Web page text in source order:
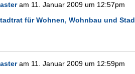
am 11. Januar 2009 um 12:57pm
für Wohnen, Wohnbau und
am 11. Januar 2009 um 12:59pm